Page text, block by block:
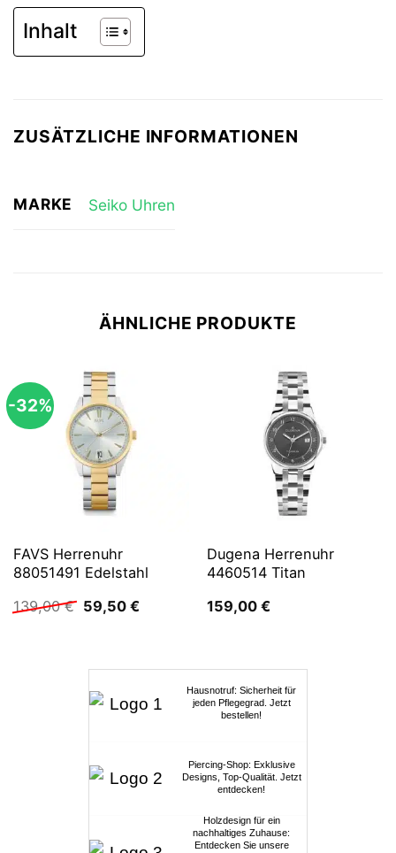
Inhalt
ZUSÄTZLICHE INFORMATIONEN
MARKE Seiko Uhren
ÄHNLICHE PRODUKTE
-32%
FAVS Herrenuhr
88051491 Edelstahl
139,00€ Ursprünglicher
Preis
59,50 €Aktueller
Dugena Herrenuhr
4460514 Titan
159,00 €
Hausnotruf: Sicherheit für
jeden Pflegegrad. Jetzt
bestellen!
Piercing-Shop: Exklusive
Designs, Top-Qualität. Jetzt
entdecken!
Holzdesign für ein
nachhaltiges Zuhause:
Entdecken Sie unsere